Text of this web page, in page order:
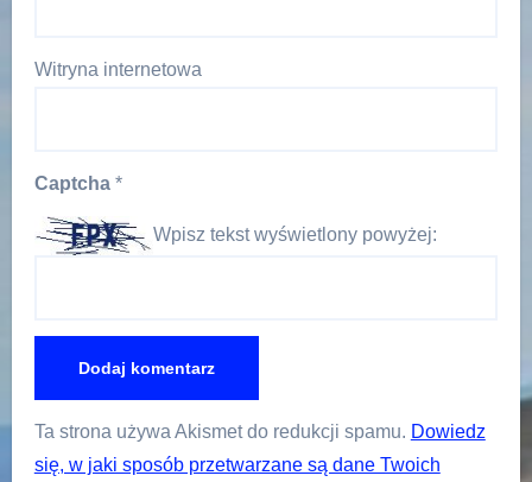
Witryna internetowa
Captcha *
Wpisz tekst wyświetlony powyżej:
Ta strona używa Akismet do redukcji spamu. Dowiedz
się, w jaki sposób przetwarzane są dane Twoich